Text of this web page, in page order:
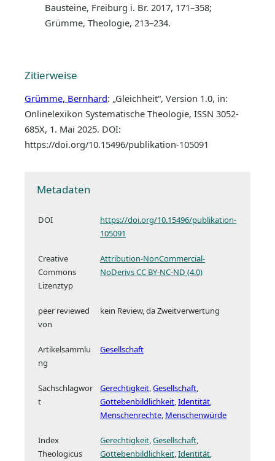
Bausteine, Freiburg i. Br. 2017, 171–358;
Grümme, Theologie, 213–234.
Zitierweise
Grümme, Bernhard: „Gleichheit“, Version 1.0, in:
Onlinelexikon Systematische Theologie, ISSN 3052-
685X, 1. Mai 2025. DOI:
https://doi.org/10.15496/publikation-105091
Metadaten
DOI
https://doi.org/10.15496/publikation-
105091
Creative
Commons
Lizenztyp
Attribution-NonCommercial-
NoDerivs CC BY-NC-ND (4.0)
peer reviewed
von
kein Review, da Zweitverwertung
Artikelsammlu
ng
Gesellschaft
Sachschlagwor
t
Gerechtigkeit,Gesellschaft,
Gottebenbildlichkeit,Identität,
Menschenrechte, Menschenwürde
Index
Theologicus
Gerechtigkeit Gesellschaft
Gottebenbildlichkeit Identität